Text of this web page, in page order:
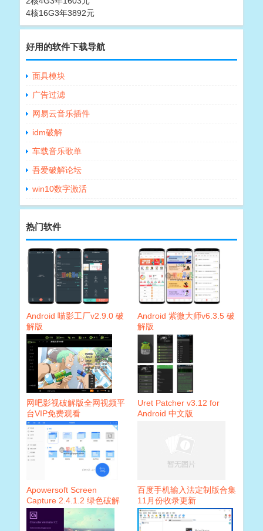
4核16G3年3892元
好用的软件下载导航
面具模块
广告过滤
网易云音乐插件
idm破解
车载音乐歌单
吾爱破解论坛
win10数字激活
热门软件
Android 喵影工厂v2.9.0 破
解版
Android 紫微大师v6.3.5 破
解版
网吧影视破解版全网视频平
台VIP免费观看
Uret Patcher v3.12 for
Android 中文版
Apowersoft Screen
Capture 2.4.1.2 绿色破解
版
百度手机输入法定制版合集
11月份收录更新